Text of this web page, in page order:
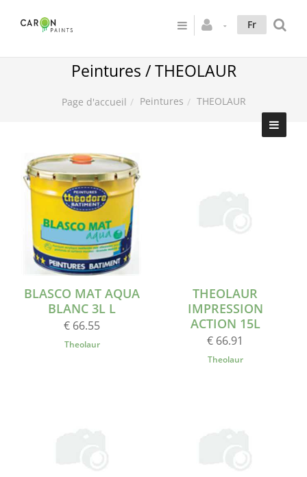
Fr
Peintures / THEOLAUR
Page d'accueil Peintures THEOLAUR
BLASCO MAT AQUA
BLANC 3L L
€ 66.55
Theolaur
THEOLAUR
IMPRESSION
ACTION 15L
€ 66.91
Theolaur